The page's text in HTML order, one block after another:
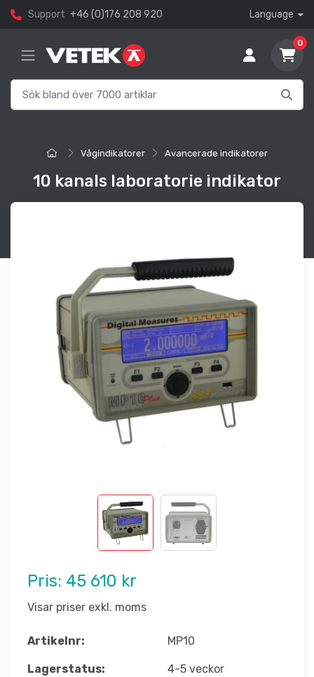
Support +46 (0)176 208 920 Language
0
Vågindikatorer Avancerade indikatorer
10 kanals laboratorie indikator
Pris: 45 610 kr
Visar priser exkl. moms
Artikelnr: MP10
Lagerstatus: 4-5 veckor